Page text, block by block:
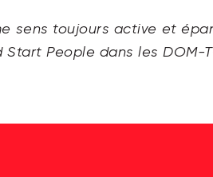
sens toujours active et
People dans les DOM-